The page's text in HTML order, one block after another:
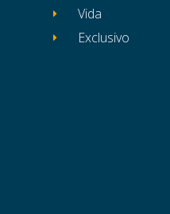
Vida
Exclusivo